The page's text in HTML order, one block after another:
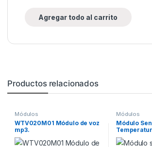
Agregar todo al carrito
Productos relacionados
Módulos
WTV020M01 Módulo de voz
mp3.
Módulos
Módulo
18B20